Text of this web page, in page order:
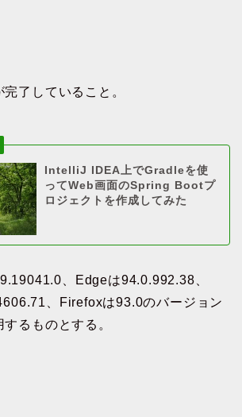
了していること。
IntelliJ IDEA上でGradleを使
ってWeb画面のSpring Bootプ
ロジェクトを作成してみた
、Edgeは94.0.992.38、
、Firefoxは93.0のバージョン
るものとする。